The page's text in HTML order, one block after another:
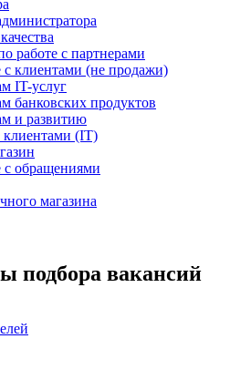
работе с партнерами
с клиентами (не продажи)
IT-услуг
банковских продуктов
и развитию
клиентами (IT)
с обращениями
магазина
подбора вакансий